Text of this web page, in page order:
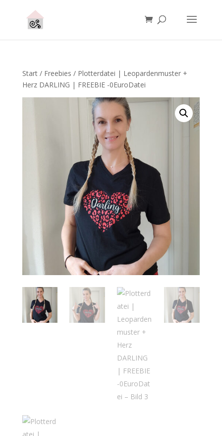
Start/ Freebies / Plotterdatei | Leopardenmuster +
Herz DARLING | FREEBIE -0EuroDatei